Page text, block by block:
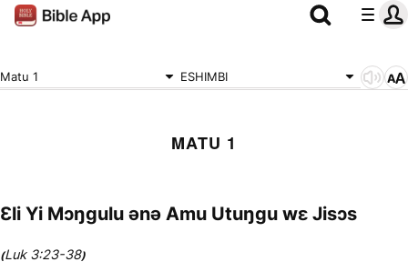
Matu 1 ESHIMBI
MATU 1
Ɛli Yi Mɔŋgulu ənə Amu Utuŋgu wɛ Jisɔs
(Luk 3:23-38)